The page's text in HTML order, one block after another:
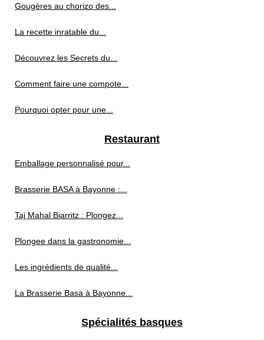
Gougères au chorizo des...
La recette inratable du...
Découvrez les Secrets du...
Comment faire une compote...
Pourquoi opter pour une...
Restaurant
Emballage personnalisé pour...
Brasserie BASA à Bayonne :...
Taj Mahal Biarritz : Plongez...
Plongee dans la gastronomie...
Les ingrédients de qualité...
La Brasserie Basa à Bayonne...
Spécialités basques